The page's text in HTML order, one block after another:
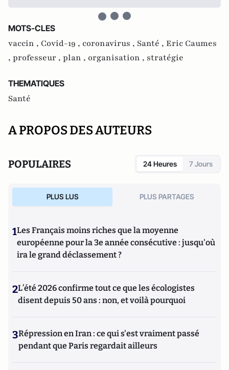
MOTS-CLES
vaccin , Covid-19 , coronavirus , Santé , Eric Caumes
, professeur , plan , organisation , stratégie
THEMATIQUES
Santé
A PROPOS DES AUTEURS
POPULAIRES 24 Heures 7 Jours
PLUS LUS PLUS PARTAGES
1Les Français moins riches que la moyenne
européenne pour la 3e année consécutive : jusqu'où
ira le grand déclassement ?
2L’été 2026 confirme tout ce que les écologistes
disent depuis 50 ans : non, et voilà pourquoi
3Répression en Iran : ce qui s'est vraiment passé
pendant que Paris regardait ailleurs